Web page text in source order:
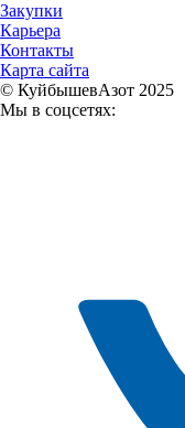
Закупки
Карьера
Контакты
Карта сайта
© КуйбышевАзот 2025
Мы в соцсетях: